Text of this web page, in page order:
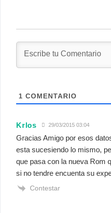
1 COMENTARIO
Krlos 29/03/2015 03:04
Gracias Amigo por esos
esta sucesiendo lo mismo,
que pasa con la nueva Rom
si no tendre encuenta su
Contestar